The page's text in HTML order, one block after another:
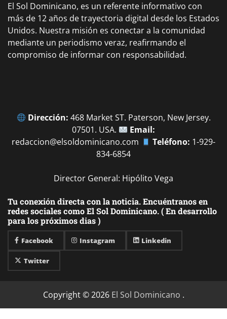
El Sol Dominicano, es un referente informativo con
más de 12 años de trayectoria digital desde los Estados
Unidos. Nuestra misión es conectar a la comunidad
mediante un periodismo veraz, reafirmando el
compromiso de informar con responsabilidad.
Dirección: 468 Market ST. Paterson, New Jersey.
07501. USA.
Email:
redaccion@elsoldominicano.com
Teléfono: 1-929-
834-6854
Director General: Hipólito Vega
Tu conexión directa con la noticia. Encuéntranos en
redes sociales como El Sol Dominicano. ( En desarrollo
para los próximos dias )
Facebook Instagram Linkedin
Twitter
Copyright © 2026 El Sol Dominicano .